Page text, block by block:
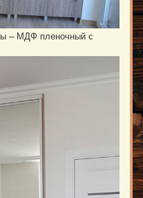
– МДФ пленочный с